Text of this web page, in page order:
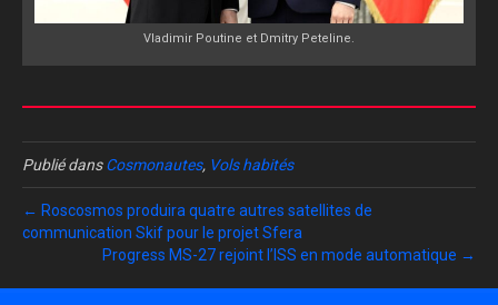
Vladimir Poutine et Dmitry Peteline.
Publié dansCosmonautes, Vols habités
← Roscosmos produira quatre autres satellites de
communication Skif pour le projet Sfera
Progress MS-27 rejoint l’ISS en mode automatique →